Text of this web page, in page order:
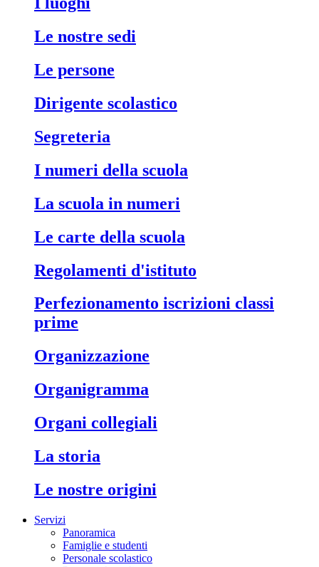
le nostre sedi
le persone
dirigente scolastico
segreteria
i numeri della scuola
la scuola in numeri
le carte della scuola
regolamenti d'istituto
perfezionamento iscrizioni classi
prime
organizzazione
organigramma
organi collegiali
la storia
le nostre origini
Servizi
Panoramica
Famiglie e studenti
Personale scolastico